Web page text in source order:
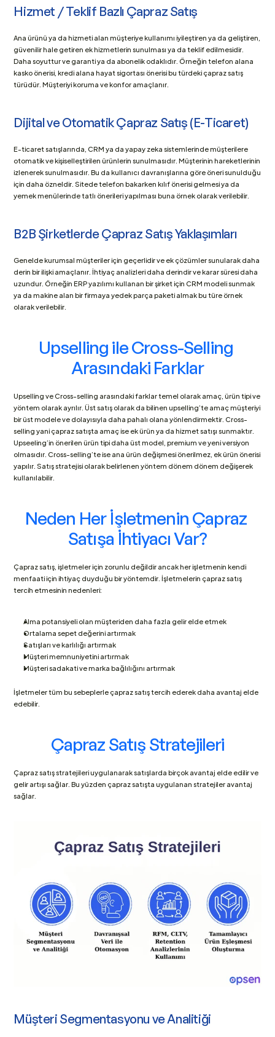
Hizmet / Teklif Bazlı Çapraz Satış
Ana ürünü ya da hizmeti alan müşteriye kullanımı iyileştiren ya da geliştiren,
güvenilir hale getiren ek hizmetlerin sunulması ya da teklif edilmesidir.
Daha soyuttur ve garanti ya da abonelik odaklıdır. Örneğin telefon alana
kasko önerisi, kredi alana hayat sigortası önerisi bu türdeki çapraz satış
türüdür. Müşteriyi koruma ve konfor amaçlanır.
Dijital ve Otomatik Çapraz Satış (E-Ticaret)
E-ticaret satışlarında, CRM ya da yapay zeka sistemlerinde müşterilere
otomatik ve kişiselleştirilen ürünlerin sunulmasıdır. Müşterinin hareketlerinin
izlenerek sunulmasıdır. Bu da kullanıcı davranışlarına göre öneri sunulduğu
için daha özneldir. Sitede telefon bakarken kılıf önerisi gelmesi ya da
yemek menülerinde tatlı önerileri yapılması buna örnek olarak verilebilir.
B2B Şirketlerde Çapraz Satış Yaklaşımları
Genelde kurumsal müşteriler için geçerlidir ve ek çözümler sunularak daha
derin bir ilişki amaçlanır. İhtiyaç analizleri daha derindir ve karar süresi daha
uzundur. Örneğin ERP yazılımı kullanan bir şirket için CRM modeli sunmak
ya da makine alan bir firmaya yedek parça paketi almak bu türe örnek
olarak verilebilir.
Upselling ile Cross-Selling
Arasındaki Farklar
Upselling ve Cross-selling arasındaki farklar temel olarak amaç, ürün tipi ve
yöntem olarak ayrılır. Üst satış olarak da bilinen upselling’te amaç müşteriyi
bir üst modele ve dolayısıyla daha pahalı olana yönlendirmektir. Cross-
selling yani çapraz satışta amaç ise ek ürün ya da hizmet satışı sunmaktır.
Upseeling’in önerilen ürün tipi daha üst model, premium ve yeni versiyon
olmasıdır. Cross-selling’te ise ana ürün değişmesi önerilmez, ek ürün önerisi
yapılır. Satış stratejisi olarak belirlenen yöntem dönem dönem değişerek
kullanılabilir.
Neden Her İşletmenin Çapraz
Satışa İhtiyacı Var?
Çapraz satış, işletmeler için zorunlu değildir ancak her işletmenin kendi
menfaati için ihtiyaç duyduğu bir yöntemdir. İşletmelerin çapraz satış
tercih etmesinin nedenleri:
Alma potansiyeli olan müşteriden daha fazla gelir elde etmek
Ortalama sepet değerini artırmak
Satışları ve karlılığı artırmak
Müşteri memnuniyetini artırmak
Müşteri sadakati ve marka bağlılığını artırmak
İşletmeler tüm bu sebeplerle çapraz satış tercih ederek daha avantaj elde
edebilir.
Çapraz Satış Stratejileri
Çapraz satış stratejileri uygulanarak satışlarda birçok avantaj elde edilir ve
gelir artışı sağlar. Bu yüzden çapraz satışta uygulanan stratejiler avantaj
sağlar.
Müşteri Segmentasyonu ve Analitiği